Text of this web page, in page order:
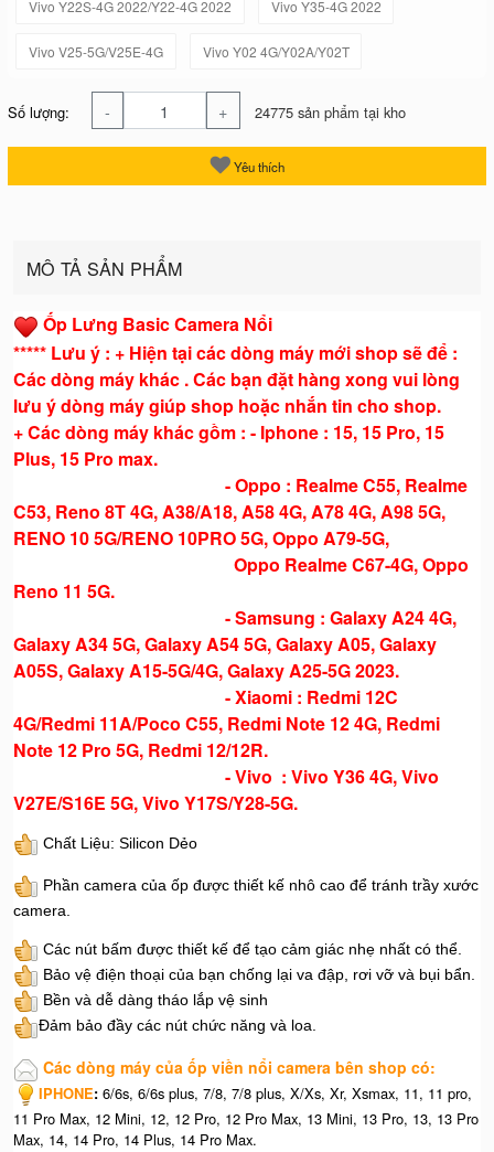
Vivo Y22S-4G 2022/Y22-4G 2022 Vivo Y35-4G 2022
Vivo V25-5G/V25E-4G Vivo Y02 4G/Y02A/Y02T
Số lượng: - + 24775 sản phẩm tại kho
Yêu thích
MÔ TẢ SẢN PHẨM
Ốp Lưng Basic Camera Nổi
***** Lưu ý : + Hiện tại các dòng máy mới shop sẽ để :
Các dòng máy khác . Các bạn đặt hàng xong vui lòng
lưu ý dòng máy giúp shop hoặc nhắn tin cho shop.
+ Các dòng máy khác gồm : - Iphone : 15, 15 Pro, 15
Plus, 15 Pro max.
- Oppo : Realme C55, Realme
C53, Reno 8T 4G, A38/A18, A58 4G, A78 4G, A98 5G,
RENO 10 5G/RENO 10PRO 5G, Oppo A79-5G,
Oppo Realme C67-4G, Oppo
Reno 11 5G.
- Samsung : Galaxy A24 4G,
Galaxy A34 5G, Galaxy A54 5G, Galaxy A05, Galaxy
A05S, Galaxy A15-5G/4G, Galaxy A25-5G 2023.
- Xiaomi : Redmi 12C
4G/Redmi 11A/Poco C55, Redmi Note 12 4G, Redmi
Note 12 Pro 5G, Redmi 12/12R.
- Vivo : Vivo Y36 4G, Vivo
V27E/S16E 5G, Vivo Y17S/Y28-5G.
Chất Liệu: Silicon Dẻo
Phần camera của ốp được thiết kế nhô cao để tránh trầy xước
camera.
Các nút bấm được thiết kế để tạo cảm giác nhẹ nhất có thể.
Bảo vệ điện thoại của bạn chống lại va đập, rơi vỡ và bụi bẩn.
Bền và dễ dàng tháo lắp vệ sinh
Đảm bảo đầy các nút chức năng và loa.
Các dòng máy của ốp viền nổi camera bên shop có:
IPHONE:6/6s, 6/6s plus, 7/8, 7/8 plus, X/Xs, Xr, Xsmax, 11, 11 pro,
11 Pro Max, 12 Mini, 12, 12 Pro, 12 Pro Max, 13 Mini, 13 Pro, 13, 13 Pro
Max, 14, 14 Pro, 14 Plus, 14 Pro Max.